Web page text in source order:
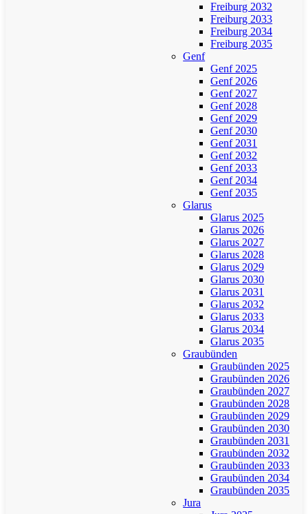
Freiburg 2032
Freiburg 2033
Freiburg 2034
Freiburg 2035
Genf
Genf 2025
Genf 2026
Genf 2027
Genf 2028
Genf 2029
Genf 2030
Genf 2031
Genf 2032
Genf 2033
Genf 2034
Genf 2035
Glarus
Glarus 2025
Glarus 2026
Glarus 2027
Glarus 2028
Glarus 2029
Glarus 2030
Glarus 2031
Glarus 2032
Glarus 2033
Glarus 2034
Glarus 2035
Graubünden
Graubünden 2025
Graubünden 2026
Graubünden 2027
Graubünden 2028
Graubünden 2029
Graubünden 2030
Graubünden 2031
Graubünden 2032
Graubünden 2033
Graubünden 2034
Graubünden 2035
Jura